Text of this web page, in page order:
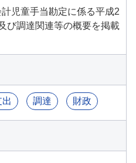
児童手当勘定に係る平成2
び調達関連等の概要を掲載
出 調達 財政